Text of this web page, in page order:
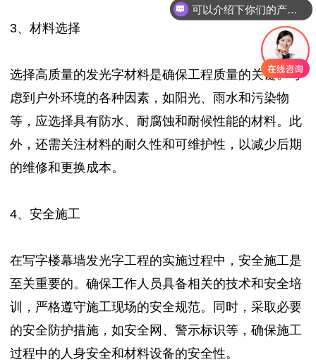
3、材料选择
选择高质量的发光字材料是确保工程质量的关键。考
虑到户外环境的各种因素，如阳光、雨水和污染物
等，应选择具有防水、耐腐蚀和耐候性能的材料。此
外，还需关注材料的耐久性和可维护性，以减少后期
的维修和更换成本。
4、安全施工
在写字楼幕墙发光字工程的实施过程中，安全施工是
至关重要的。确保工作人员具备相关的技术和安全培
训，严格遵守施工现场的安全规范。同时，采取必要
的安全防护措施，如安全网、警示标识等，确保施工
过程中的人身安全和材料设备的安全性。
可以介绍下你们的产品么？